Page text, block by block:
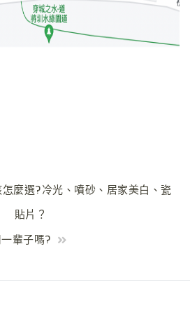
麼選?冷光、噴砂、居家美白、瓷
貼片？
輩子嗎?